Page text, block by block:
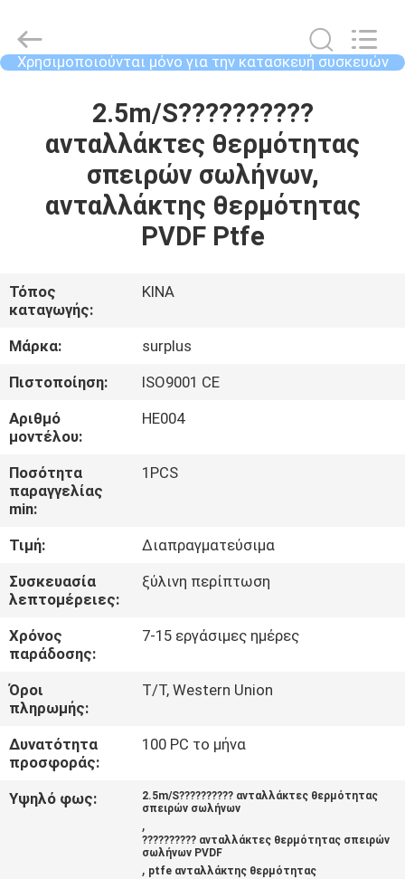
ΠΡΟΪΌΝΤΑ
ΣΧΕΤΙΚΆ
ΕΠΙΣΚΕΨΉ
ΕΡΓΟΣΤΑΣΊΟΥ
ΈΛΕΓΧΟΣ
ΠΟΙΌΤΗΤΑΣ
ΕΠΙΚΟΙΝΩΝΉΣΤΕ
ΜΑΖΊ
ΜΑΣ
ΕΙΔΉΣΕΙΣ
ΖΗΤΉΣΤΕ
ΜΙΑ
ΠΡΟΣΦΟΡΆ
SITEMAP
Technology
Limited.
All
Rights
Χρησιμοποιούνται μόνο για την κατασκευή συσκευών
που χρησιμοποιούνται για την κατασκευή ηλεκτρικών
2.5m/S??????????
ανταλλάκτες θερμότητας
σπειρών σωλήνων,
ανταλλάκτης θερμότητας
PVDF Ptfe
Τόπος
καταγωγής:
ΚΙΝΑ
Μάρκα:
surplus
Πιστοποίηση:
ISO9001 CE
Αριθμό
μοντέλου:
HE004
Ποσότητα
παραγγελίας
min:
1PCS
Τιμή:
Διαπραγματεύσιμα
Συσκευασία
λεπτομέρειες:
ξύλινη περίπτωση
Χρόνος
παράδοσης:
7-15 εργάσιμες ημέρες
Όροι
πληρωμής:
T/T, Western Union
Δυνατότητα
προσφοράς:
100 PC το μήνα
Υψηλό φως:
2.5m/S?????????? ανταλλάκτες θερμότητας
σπειρών σωλήνων
,
?????????? ανταλλάκτες θερμότητας σπειρών
σωλήνων PVDF
, ptfe ανταλλάκτης θερμότητας